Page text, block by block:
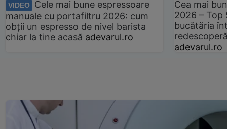
VIDEO
Cele mai bune espressoare
manuale cu portafiltru 2026: cum
obții un espresso de nivel barista
chiar la tine acasă adevarul.ro
Cea mai
2026 –
bucătăria
adevarul.ro